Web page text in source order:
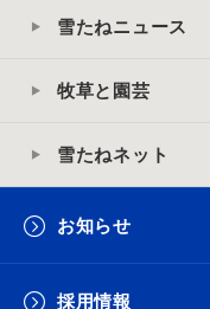
雪たねニュース
牧草と園芸
雪たねネット
お知らせ
採用情報